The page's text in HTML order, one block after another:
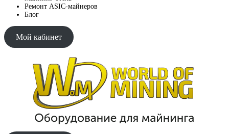
Ремонт ASIC-майнеров
Блог
Мой кабинет